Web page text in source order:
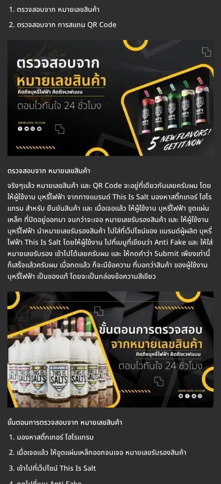
ตรวจสอบจาก หมายเลขสินค้า
ตรวจสอบจาก การสแกน QR Code
ตรวจสอบจาก หมายเลขสินค้า
จริงๆแล้ว หมายเลขสินค้า และ QR Code จะอยู่ที่เดียวกันเลยครับผม โดย
ให้ผู้ใช้งาน บุหรี่ไฟฟ้า จากทางแบรนด์ This Is Salt มองหาสติ๊กเกอร์ โฮโร
แกรม สำหรับ ยืนยันสินค้า และ เมื่อเจอแล้ว ให้ผู้ใช้งาน บุหรี่ไฟฟ้า ขูดแผ่น
เหล็ก ที่ปิดอยู่ออกมา จนกว่าจะเจอ หมายเลขรับรองสินค้า และ ให้ผู้ใช้งาน
บุหรี่ไฟฟ้า นำหมายเลขรับรองสินค้า ไปใส่ที่เว็ปไซน์ของ แบรนด์ผู้ผลิต บุหรี่
ไฟฟ้า This Is Salt โดยให้ผู้ใช้งาน ไปที่เมนูที่เขียนว่า Anti Fake และ ให้ใส่
หมายเลขรับรอง เข้าไปได้เลยครับผม และ ให้กดคำว่า Submit เพียงเท่านี้
ก็เสร็จแล้วครับผม เมื่อกดแล้ว ก็จะมีข้อความ ที่บอกว่าสินค้า ของผู้ใช้งาน
บุหรี่ไฟฟ้า เป็นของแท้ โดยจะเป็นกล่องข้อความสีเขียว
ขั้นตอนการตรวจสอบจาก หมายเลขสินค้า
มองหาสติ๊กเกอร์ โฮโรแกรม
เมื่อเจอแล้ว ให้ขูดแผ่นเหล็กออกจนเจอ หมายเลขรับรองสินค้า
เข้าไปที่เว็ปไซน์ This Is Salt